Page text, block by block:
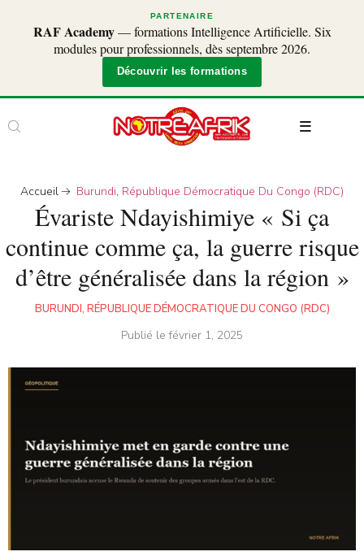
PARTENAIRE
RAF Academy— formations Intelligence Artificielle. Six
modules pour professionnels, dès septembre 2026.
Découvrir les formations
Accueil Burundi, République Démocratique Du Congo (RDC)
Évariste Ndayishimiye « Si ça
continue comme ça, la guerre risque
d’être généralisée dans la région »
BURUNDI, RÉPUBLIQUE DÉMOCRATIQUE DU CONGO (RDC)
Publié lefévrier 1, 2025